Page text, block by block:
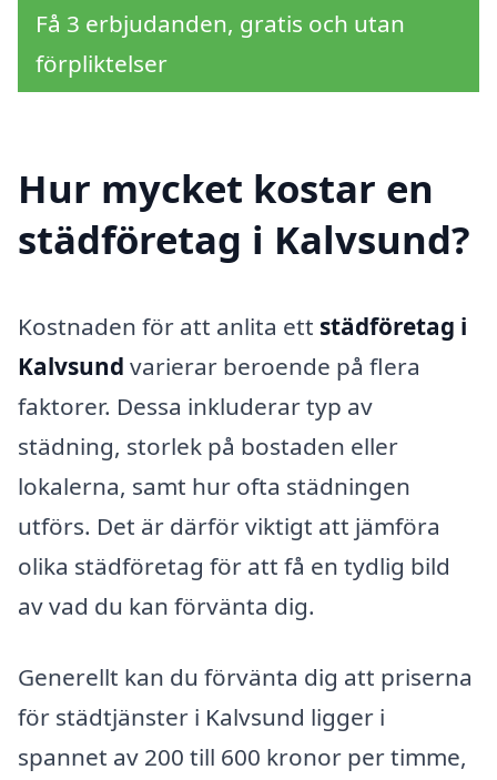
Få 3 erbjudanden, gratis och utan
förpliktelser
Hur mycket kostar en
städföretag i Kalvsund?
Kostnaden för att anlita ett städföretag i
Kalvsund varierar beroende på flera
faktorer. Dessa inkluderar typ av
städning, storlek på bostaden eller
lokalerna, samt hur ofta städningen
utförs. Det är därför viktigt att jämföra
olika städföretag för att få en tydlig bild
av vad du kan förvänta dig.
Generellt kan du förvänta dig att priserna
för städtjänster i Kalvsund ligger i
spannet av 200 till 600 kronor per timme,